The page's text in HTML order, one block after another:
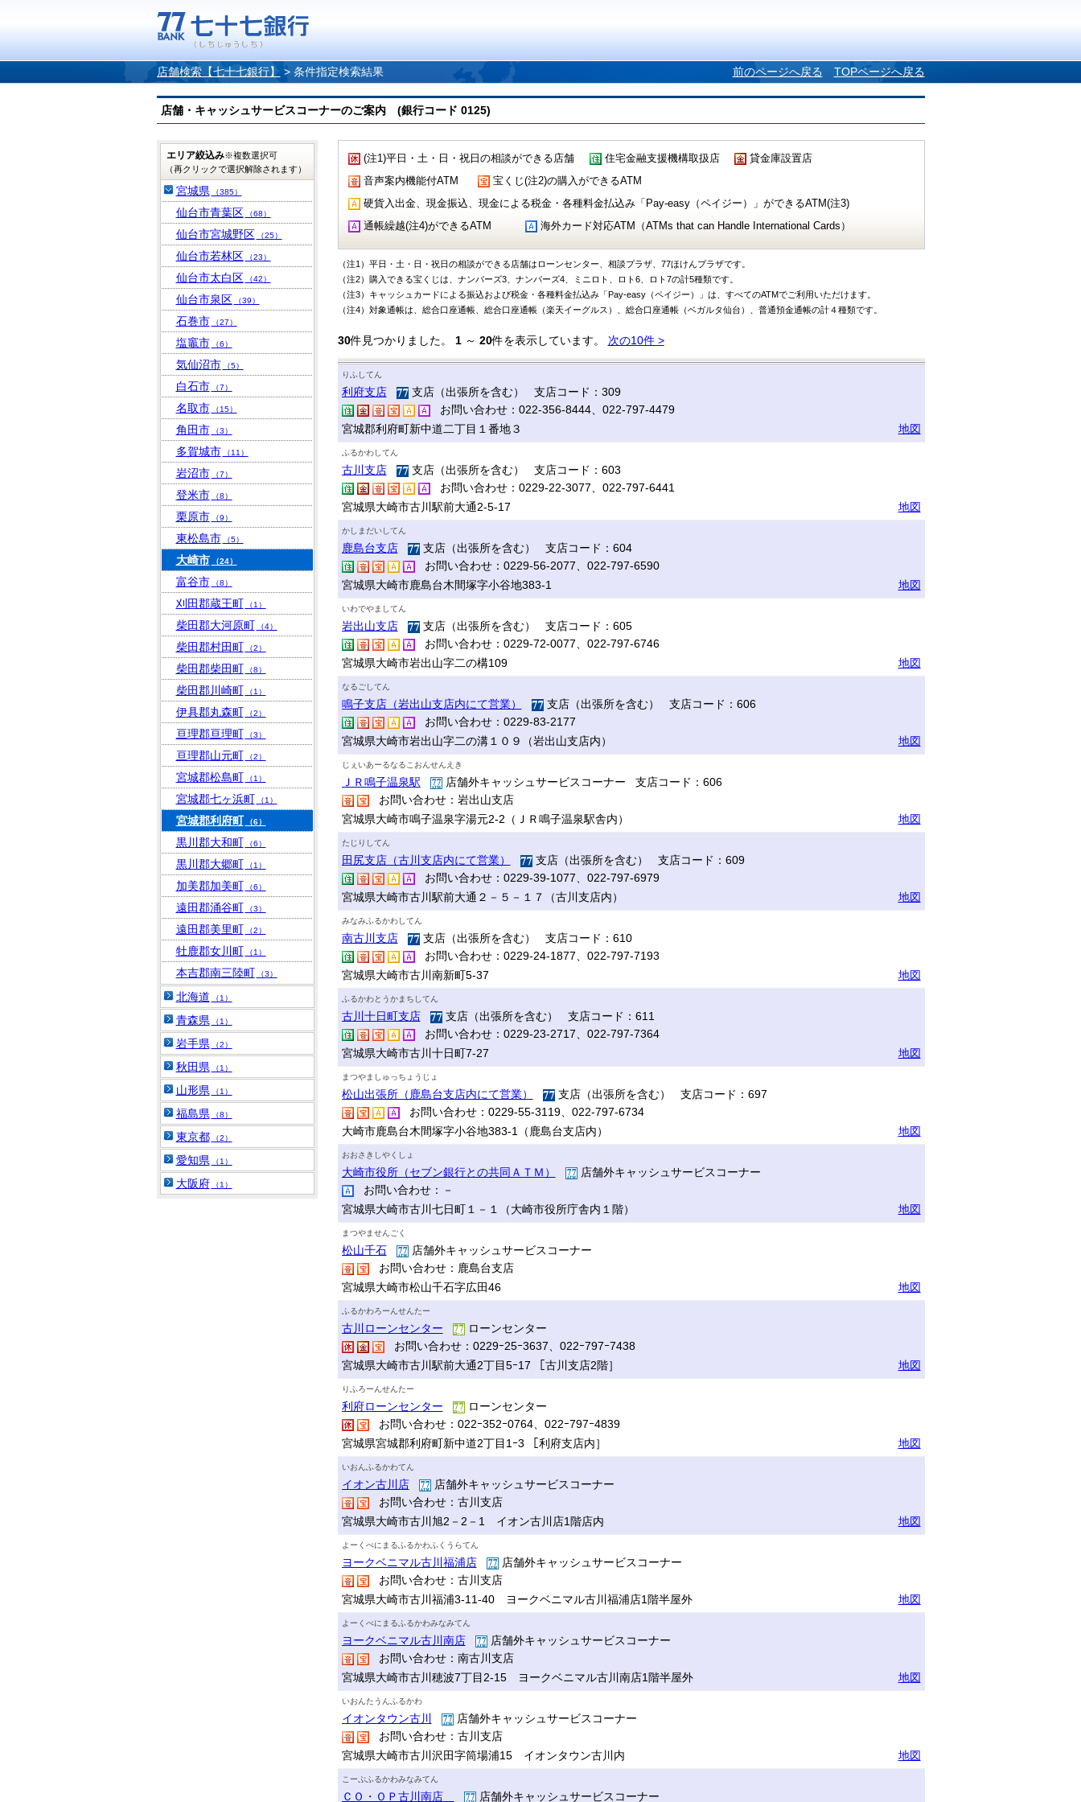
店舗検索【七十七銀行】 > 条件指定検索結果 前のページへ戻る TOPページへ戻る
店舗・キャッシュサービスコーナーのご案内 (銀行コード 0125)
(注1)平日・土・日・祝日の相談ができる店舗 住宅金融支援機構取扱店
貸金庫設置店
音声案内機能付ATM
宝くじ(注2)の購入ができるATM
硬貨入出金、現金振込、現金による税金・各種料金払込み「Pay-easy（ペイジー）」ができるATM(注3)
通帳繰越(注4)ができるATM
海外カード対応ATM（ATMs that can Handle International Cards）
（注1）平日・土・日・祝日の相談ができる店舗はローンセンター、相談プラザ、77ほけんプラザです。
（注2）購入できる宝くじは、ナンバーズ3、ナンバーズ4、ミニロト、ロト6、ロト7の計5種類です。
（注3）キャッシュカードによる振込および税金・各種料金払込み「Pay-easy（ペイジー）」は、すべてのATMでご利用いただけます。
（注4）対象通帳は、総合口座通帳、総合口座通帳（楽天イーグルス）、総合口座通帳（ベガルタ仙台）、普通預金通帳の計４種類です。
30件見つかりました。 1～ 20件を表示しています。 次の10件 >
りふしてん
利府支店
支店（出張所を含む） 支店コード：309
お問い合わせ：022-356-8444、022-797-4479
宮城郡利府町新中道二丁目１番地３
地図
ふるかわしてん
古川支店
支店（出張所を含む） 支店コード：603
お問い合わせ：0229-22-3077、022-797-6441
宮城県大崎市古川駅前大通2-5-17
地図
かしまだいしてん
鹿島台支店
支店（出張所を含む） 支店コード：604
お問い合わせ：0229-56-2077、022-797-6590
宮城県大崎市鹿島台木間塚字小谷地383-1
地図
いわでやましてん
岩出山支店
支店（出張所を含む） 支店コード：605
お問い合わせ：0229-72-0077、022-797-6746
宮城県大崎市岩出山字二の構109
地図
なるごしてん
鳴子支店（岩出山支店内にて営業）
支店（出張所を含む） 支店コード：606
お問い合わせ：0229-83-2177
宮城県大崎市岩出山字二の溝１０９（岩出山支店内）
地図
じぇいあーるなるこおんせんえき
ＪＲ鳴子温泉駅
店舗外キャッシュサービスコーナー 支店コード：606
お問い合わせ：岩出山支店
宮城県大崎市鳴子温泉字湯元2-2（ＪＲ鳴子温泉駅舎内）
地図
たじりしてん
田尻支店（古川支店内にて営業）
支店（出張所を含む） 支店コード：609
お問い合わせ：0229-39-1077、022-797-6979
宮城県大崎市古川駅前大通２－５－１７（古川支店内）
地図
みなみふるかわしてん
南古川支店
支店（出張所を含む） 支店コード：610
お問い合わせ：0229-24-1877、022-797-7193
宮城県大崎市古川南新町5-37
地図
ふるかわとうかまちしてん
古川十日町支店
支店（出張所を含む） 支店コード：611
お問い合わせ：0229-23-2717、022-797-7364
宮城県大崎市古川十日町7-27
地図
まつやましゅっちょうじょ
松山出張所（鹿島台支店内にて営業）
支店（出張所を含む） 支店コード：697
お問い合わせ：0229-55-3119、022-797-6734
大崎市鹿島台木間塚字小谷地383-1（鹿島台支店内）
地図
おおさきしやくしょ
大崎市役所（セブン銀行との共同ＡＴＭ）
店舗外キャッシュサービスコーナー
お問い合わせ：－
宮城県大崎市古川七日町１－１（大崎市役所庁舎内１階）
地図
まつやませんごく
松山千石
店舗外キャッシュサービスコーナー
お問い合わせ：鹿島台支店
宮城県大崎市松山千石字広田46
地図
ふるかわろーんせんたー
古川ローンセンター
ローンセンター
お問い合わせ：0229ｰ25ｰ3637、022ｰ797ｰ7438
宮城県大崎市古川駅前大通2丁目5ｰ17 ［古川支店2階］
地図
りふろーんせんたー
利府ローンセンター
ローンセンター
お問い合わせ：022ｰ352ｰ0764、022ｰ797ｰ4839
宮城県宮城郡利府町新中道2丁目1ｰ3 ［利府支店内］
地図
いおんふるかわてん
イオン古川店
店舗外キャッシュサービスコーナー
お問い合わせ：古川支店
宮城県大崎市古川旭2－2－1 イオン古川店1階店内
地図
よーくべにまるふるかわふくうらてん
ヨークベニマル古川福浦店
店舗外キャッシュサービスコーナー
お問い合わせ：古川支店
宮城県大崎市古川福浦3-11-40 ヨークベニマル古川福浦店1階半屋外
地図
よーくべにまるふるかわみなみてん
ヨークベニマル古川南店
店舗外キャッシュサービスコーナー
お問い合わせ：南古川支店
宮城県大崎市古川穂波7丁目2-15 ヨークベニマル古川南店1階半屋外
地図
いおんたうんふるかわ
イオンタウン古川
店舗外キャッシュサービスコーナー
お問い合わせ：古川支店
宮城県大崎市古川沢田字筒場浦15 イオンタウン古川内
地図
こーぷふるかわみなみてん
ＣＯ・ＯＰ古川南店 店舗外キャッシュサービスコーナー
エリア絞込み※複数選択可
（再クリックで選択解除されます）
宮城県 （385）
仙台市青葉区 （68）
仙台市宮城野区 （25）
仙台市若林区 （23）
仙台市太白区 （42）
仙台市泉区 （39）
石巻市 （27）
塩竈市 （6）
気仙沼市 （5）
白石市 （7）
名取市 （15）
角田市 （3）
多賀城市 （11）
岩沼市 （7）
登米市 （8）
栗原市 （9）
東松島市 （5）
大崎市 （24）
富谷市 （8）
刈田郡蔵王町 （1）
柴田郡大河原町 （4）
柴田郡村田町 （2）
柴田郡柴田町 （8）
柴田郡川崎町 （1）
伊具郡丸森町 （2）
亘理郡亘理町 （3）
亘理郡山元町 （2）
宮城郡松島町 （1）
宮城郡七ヶ浜町 （1）
宮城郡利府町 （6）
黒川郡大和町 （6）
黒川郡大郷町 （1）
加美郡加美町 （6）
遠田郡涌谷町 （3）
遠田郡美里町 （2）
牡鹿郡女川町 （1）
本吉郡南三陸町 （3）
北海道 （1）
青森県 （1）
岩手県 （2）
秋田県 （1）
山形県 （1）
福島県 （8）
東京都 （2）
愛知県 （1）
大阪府 （1）